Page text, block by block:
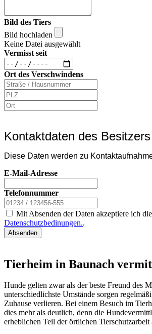
Bild des Tiers
Bild hochladen
Keine Datei ausgewählt
Vermisst seit
Ort des Verschwindens
Kontaktdaten des Besitzers
Diese Daten werden zu
E-Mail-Adresse
Telefonnummer
Mit Absenden der Daten akzeptiere ich die
Datenschutzbedinungen..
Absenden
Tierheim in Baunach
Hunde gelten zwar als der beste Freund des
unterschiedlichste Umstände sorgen
Zuhause verlieren. Bei einem Besuch im
dies mehr als deutlich, denn die
erheblichen Teil der örtlichen Tierschutzarbeit